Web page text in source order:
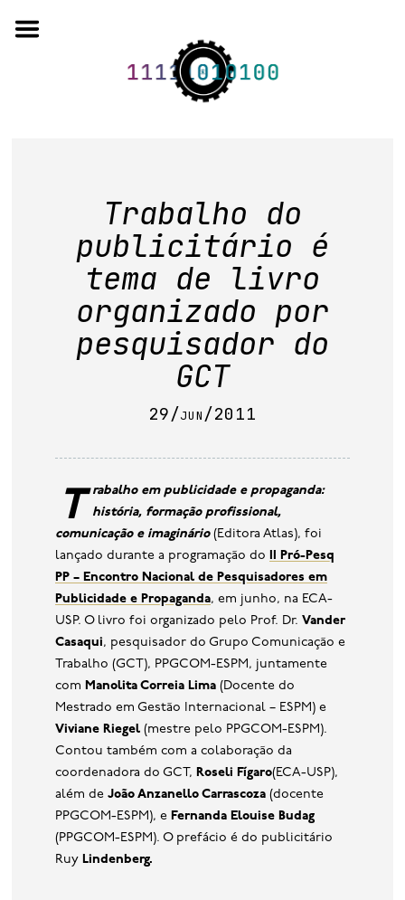
to
quem somos
artigos em periódicos
anais de eventos
capítulos de livros
editorial
base de dados
Trabalho do
publicitário é
tema de livro
organizado por
pesquisador do
GCT
29/jun/2011
Trabalho em publicidade e propaganda: história, formação profissional,
comunicação e imaginário(Editora Atlas), foi
lançado durante a programação do
II Pró-Pesq
PP – Encontro Nacional de Pesquisadores em
Publicidade e Propaganda, em junho, na ECA-
USP. O livro foi organizado pelo Prof. Dr.Vander
Casaqui, pesquisador do Grupo Comunicação e
Trabalho (GCT), PPGCOM-ESPM, juntamente
com Manolita Correia Lima (Docente do
Mestrado em Gestão Internacional – ESPM) e
Viviane Riegel (mestre pelo PPGCOM-ESPM).
Contou também com a colaboração da
coordenadora do GCT, Roseli Fígaro(ECA-USP),
além deJoão Anzanello Carrascoza (docente
PPGCOM-ESPM), e Fernanda Elouise Budag
(PPGCOM-ESPM). O prefácio é do publicitário
Ruy Lindenberg.